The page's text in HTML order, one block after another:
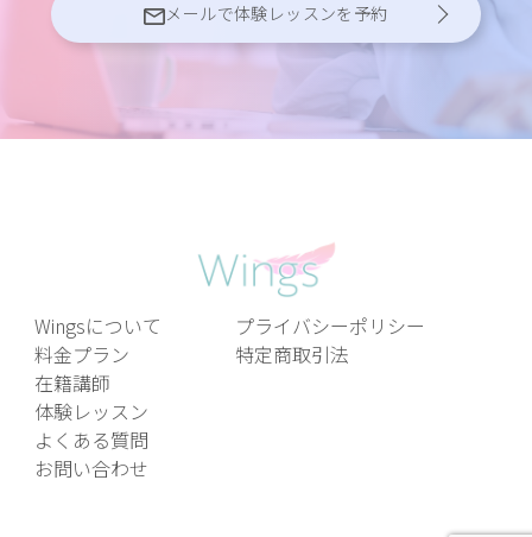
メールで体験レッスンを予約
Wingsについて
料金プラン
在籍講師
体験レッスン
よくある質問
お問い合わせ
プライバシーポリシー
特定商取引法